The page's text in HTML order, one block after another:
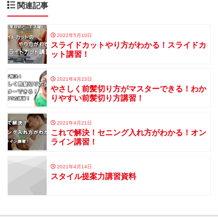
関連記事
2022年5月10日
スライドカットやり方がわかる！スライドカ
ット講習！
2021年4月23日
やさしく前髪切り方がマスターできる！わか
りやすい前髪切り方講習！
2021年4月21日
これで解決！セニング入れ方がわかる！オン
ライン講習！
2021年4月14日
スタイル提案力講習資料